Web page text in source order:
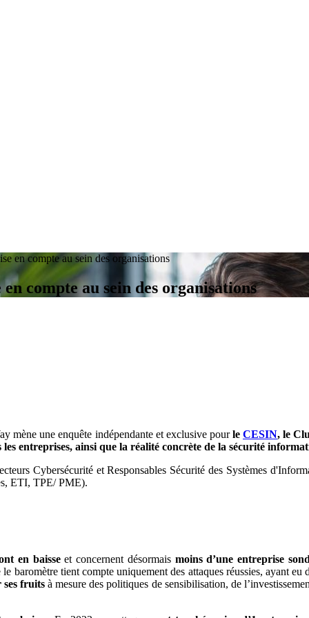
en compte au sein des organisations
compte au sein des organisations
mène une enquête indépendante et exclusive pourle CESIN, le
entreprises, ainsi que la réalité concrète de la sécurité
Cybersécurité et Responsables Sécurité des Systèmes
ETI, TPE/ PME).
en baisseet concernent désormais moins d’une entreprise
baromètre tient compte uniquement des attaques réussies, ayant
ses fruitsà mesure des politiques de sensibilisation, de